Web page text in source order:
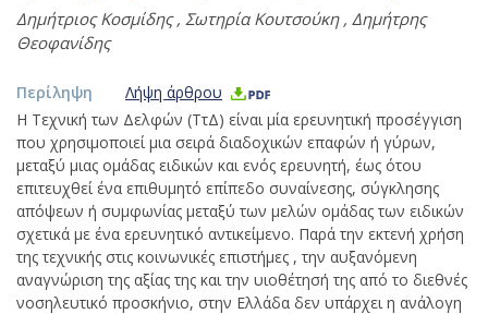
Δημήτριος Κοσμίδης, Σωτηρία Κουτσούκη, Δημήτρης
Θεοφανίδης
Περίληψη
Λήψη άρθρου
Η Τεχνική των Δελφών (ΤτΔ) είναι μία ερευνητική προσέγγιση
που χρησιμοποιεί μια σειρά διαδοχικών επαφών ή γύρων,
μεταξύ μιας ομάδας ειδικών και ενός ερευνητή, έως ότου
επιτευχθεί ένα επιθυμητό επίπεδο συναίνεσης, σύγκλησης
απόψεων ή συμφωνίας μεταξύ των μελών ομάδας των ειδικών
σχετικά με ένα ερευνητικό αντικείμενο. Παρά την εκτενή χρήση
της τεχνικής στις κοινωνικές επιστήμες , την αυξανόμενη
αναγνώριση της αξίας της και την υιοθέτησή της από το διεθνές
νοσηλευτικό προσκήνιο, στην Ελλάδα δεν υπάρχει η ανάλογη